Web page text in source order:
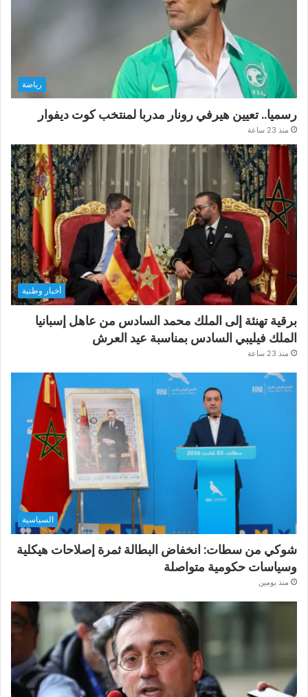
رياضة
رسميا.. تعيين هيرفي رونار مدربا لمنتخب كوت ديفوار
منذ 23 ساعة
أخبار وطنية
برقية تهنئة إلى الملك محمد السادس من عاهل إسبانيا
الملك فيليبي السادس بمناسبة عيد العرش
منذ 23 ساعة
السياسية
شوكي من سطات: انخفاض البطالة ثمرة إصلاحات هيكلية
وسياسات حكومية متواصلة
منذ يومين